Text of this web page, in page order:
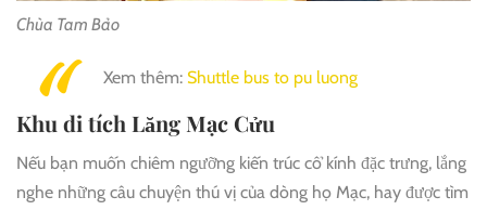
Chùa Tam Bảo
Xem thêm: Shuttle bus to pu luong
Khu di tích Lăng Mạc Cửu
Nếu bạn muốn chiêm ngưỡng kiến trúc cổ kính đặc trưng, lắng
nghe những câu chuyện thú vị của dòng họ Mạc, hay được tìm